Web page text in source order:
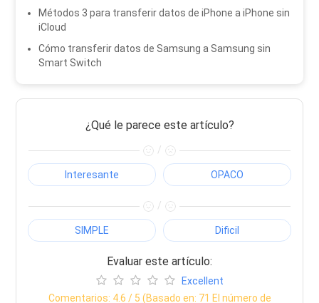
Métodos 3 para transferir datos de iPhone a iPhone sin
iCloud
Cómo transferir datos de Samsung a Samsung sin
Smart Switch
¿Qué le parece este artículo?
/
Interesante OPACO
/
SIMPLE Dificil
Evaluar este artículo:
Excellent
Comentarios: 4.6 / 5 (Basado en: 71 El número de